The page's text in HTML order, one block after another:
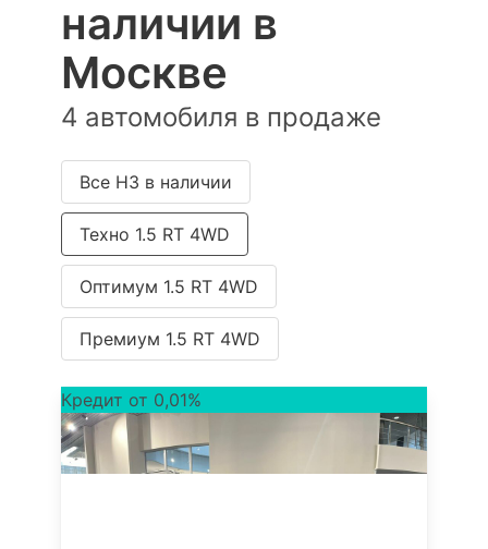
наличии в
Москве
4 автомобиля в продаже
Все H3 в наличии
Техно 1.5 RT 4WD
Оптимум 1.5 RT 4WD
Премиум 1.5 RT 4WD
Кредит от 0,01%